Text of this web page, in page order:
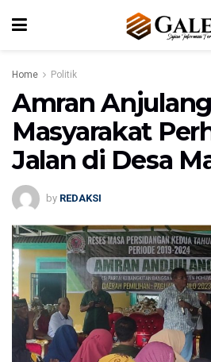
Home Politik
Amran
Masyarakat
Jalan di Desa
by REDAKSI